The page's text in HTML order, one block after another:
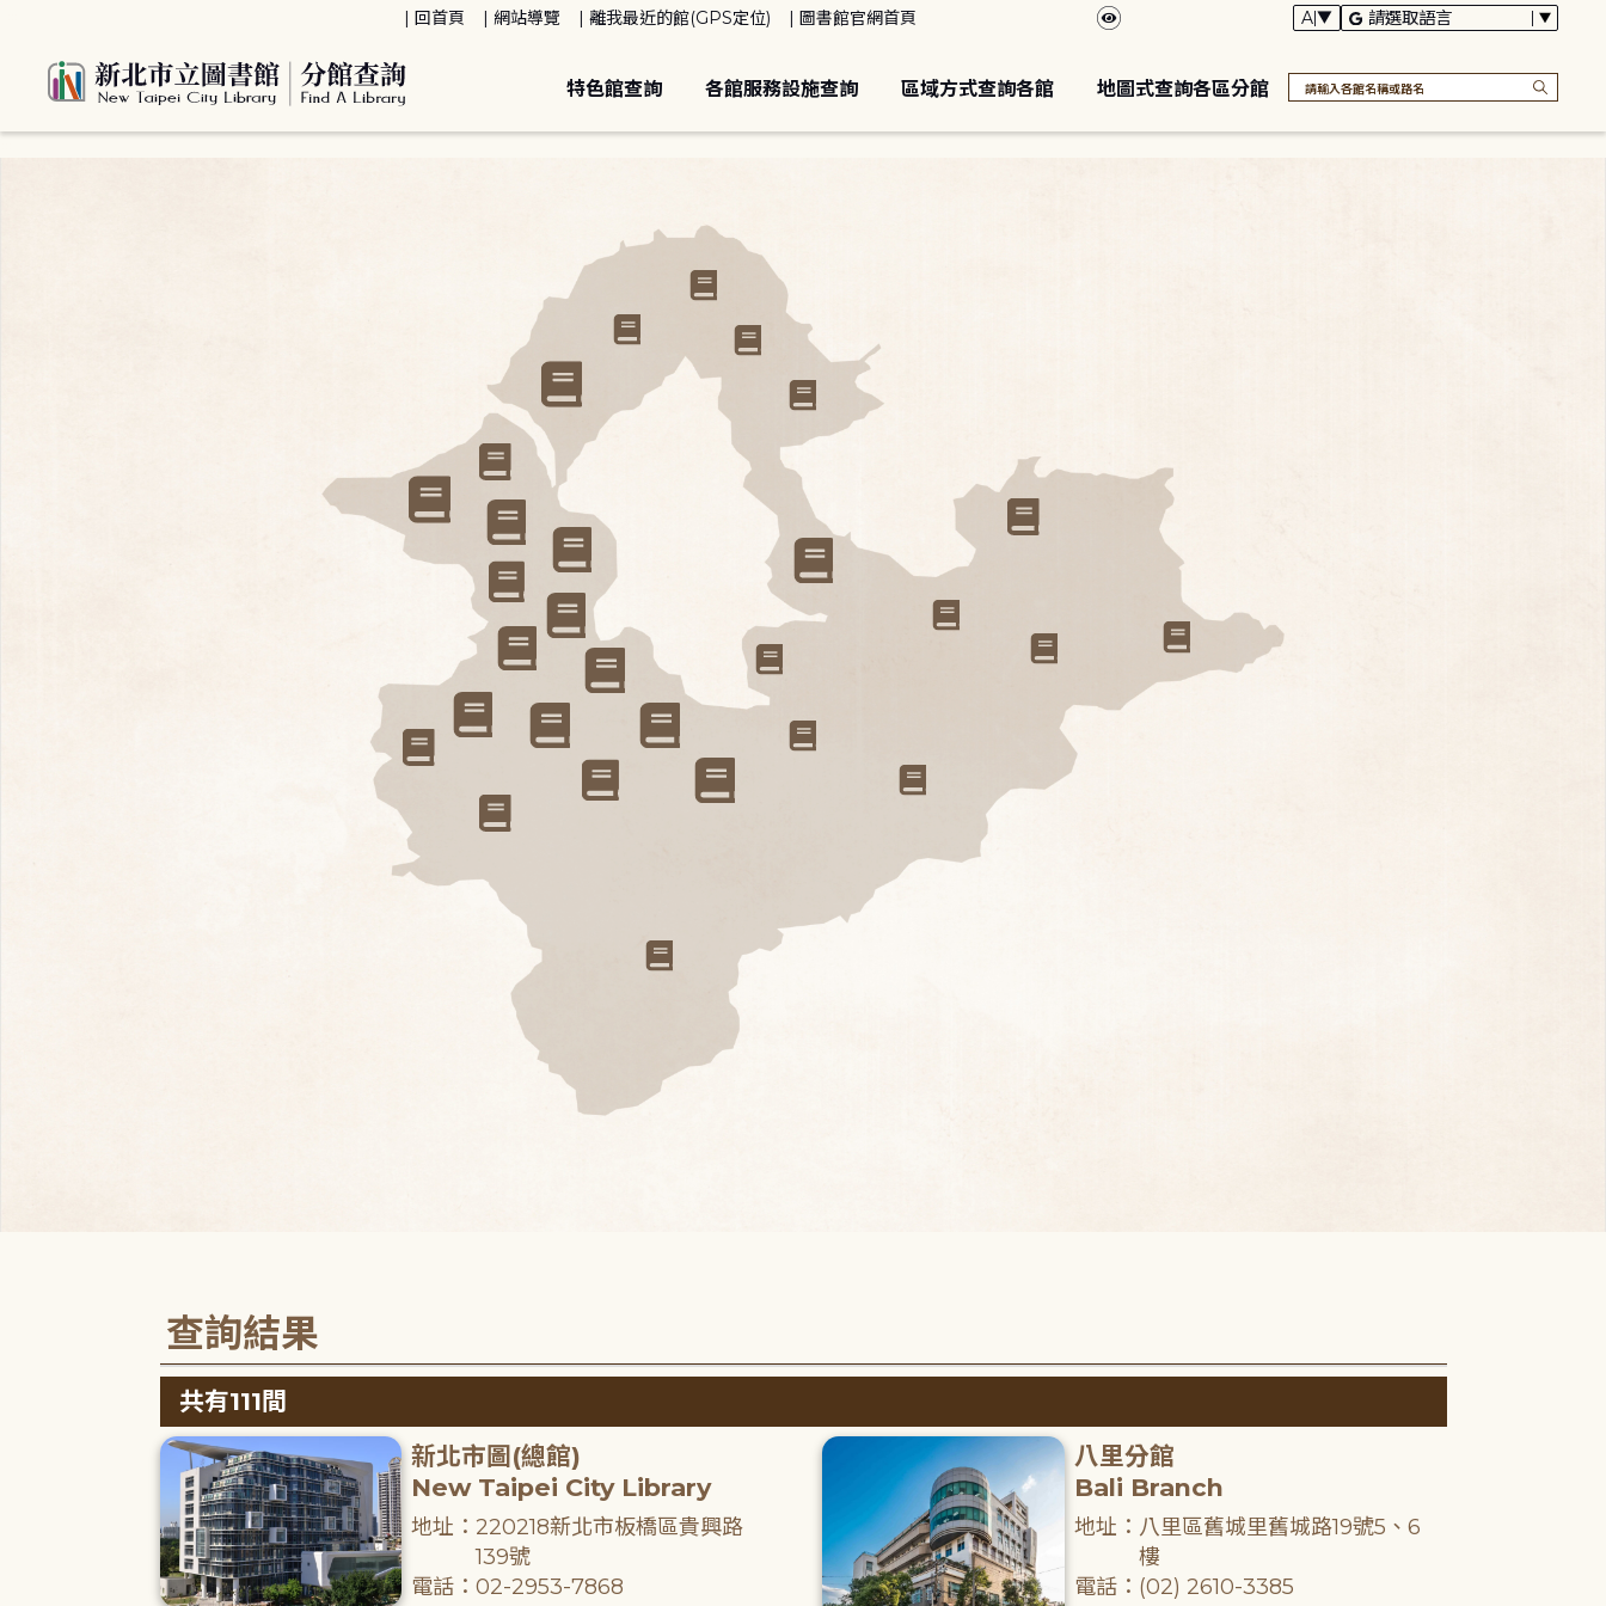
回首頁 網站導覽 離我最近的館(GPS定位) 圖書館官網首頁
特色館查詢 各館服務設施查詢 區域方式查詢各館 地圖式查詢各區分館
查詢結果
共有111間
新北市圖(總館)
New Taipei City Library
地址：220218新北市板橋區貴興路
139號
電話：02-2953-7868
八里分館
Bali Branch
地址：八里區舊城里舊城路19號5、6
樓
電話：(02) 2610-3385